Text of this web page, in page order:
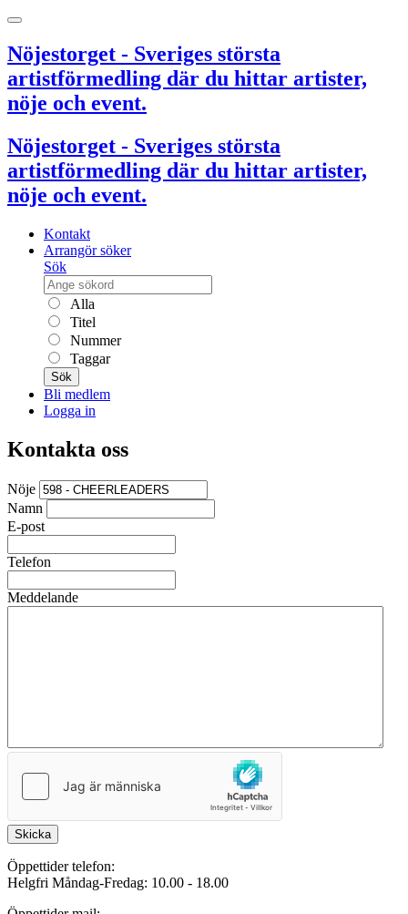
Nöjestorget - Sveriges största
artistförmedling där du hittar artister,
nöje och event.
Nöjestorget - Sveriges största
artistförmedling där du hittar artister,
nöje och event.
Kontakt
Arrangör söker
Sök
Alla
Titel
Nummer
Taggar
Sök
Bli medlem
Logga in
Kontakta oss
Nöje
Namn
E-post
Telefon
Meddelande
Skicka
Öppettider telefon:
Helgfri Måndag-Fredag: 10.00 - 18.00